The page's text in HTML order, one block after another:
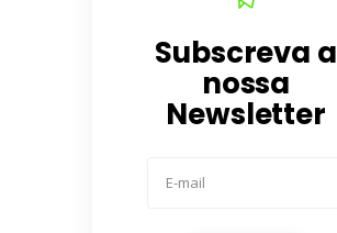
Subscreva a
nossa
Newsletter